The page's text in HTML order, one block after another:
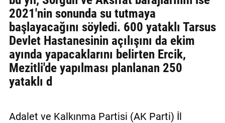
Gizlilik
Sözleşmesi
Kullanıcı
Sözleşmesi
2021'nin sonunda su tutmaya
başlayacağını söyledi. 600 yataklı Tarsus
Devlet Hastanesinin açılışını da ekim
ayında yapacaklarını belirten Ercik,
Mezitli'de yapılması planlanan 250
yataklı d
Adalet ve Kalkınma Partisi (AK Parti) İl